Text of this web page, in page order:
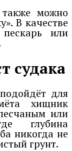
можно
В качестве
или
судака
для
хищник
или
глубина
никогда не
грунт.